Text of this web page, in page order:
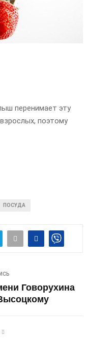
перенимает эту
поэтому
ПОСУДА
Говорухина